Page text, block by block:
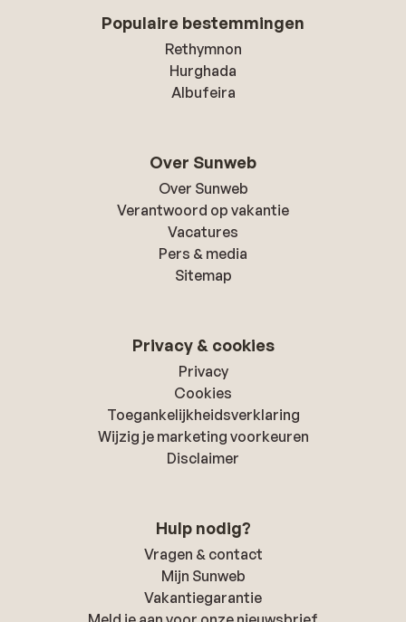
Populaire bestemmingen
Rethymnon
Hurghada
Albufeira
Over Sunweb
Over Sunweb
Verantwoord op vakantie
Vacatures
Pers & media
Sitemap
Privacy & cookies
Privacy
Cookies
Toegankelijkheidsverklaring
Wijzig je marketing voorkeuren
Disclaimer
Hulp nodig?
Vragen & contact
Mijn Sunweb
Vakantiegarantie